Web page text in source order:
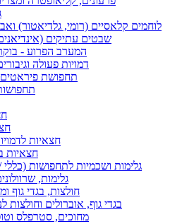
לוחמים קלאסיים (רומי, גלדיאטור)
שבטים עתיקים
המערב הפרוע -
דמויות פעולה
תחפושת
חצאיות
חצאיות
גלימות ושכמיות לתחפושות (כללי
גלימות,
חולצות, בגדי גוף
בגדי גוף, אוברולים וחולצות
מחוכים, סטרפלס